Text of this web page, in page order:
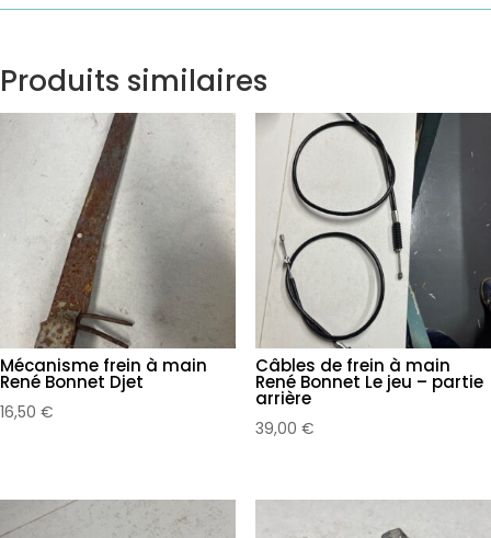
frein
Diam.
Produits similaires
Mécanisme frein à main
René Bonnet Djet
16,50 €
Câbles de frein à main
René Bonnet Le jeu – partie
arrière
39,00 €